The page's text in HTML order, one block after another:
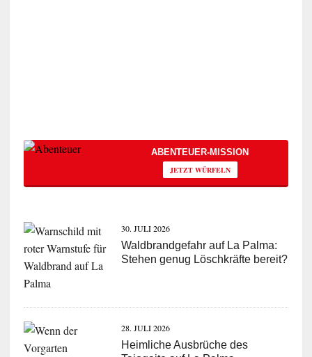
ABENTEUER-MISSION
JETZT WÜRFELN
30. JULI 2026
Waldbrandgefahr auf La Palma:
Stehen genug Löschkräfte bereit?
28. JULI 2026
Heimliche Ausbrüche des